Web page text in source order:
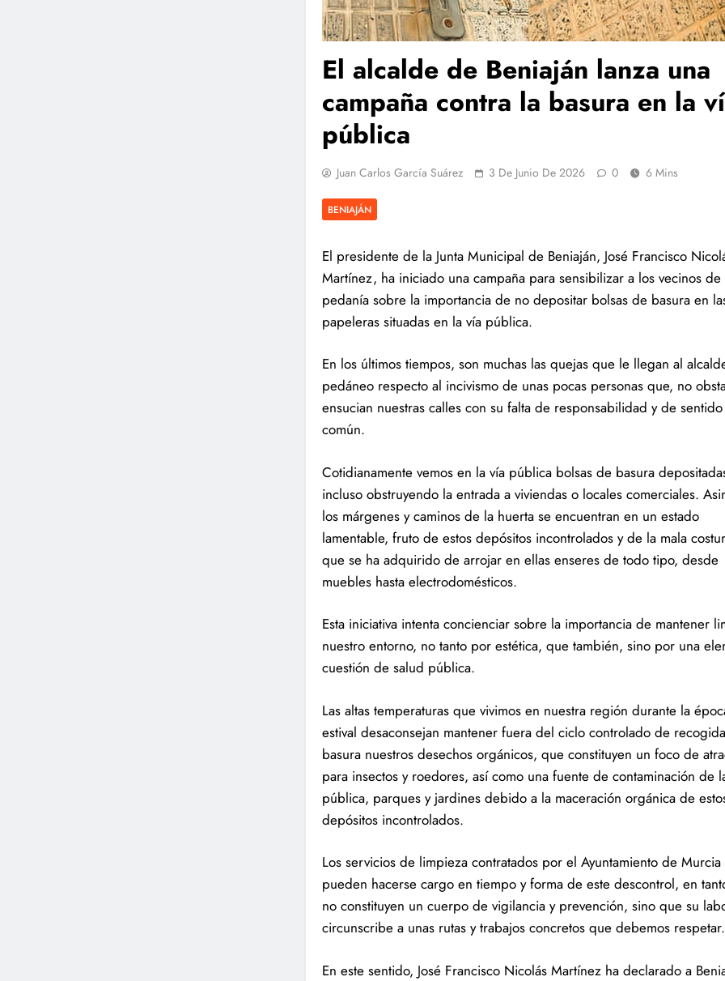
El alcalde de Beniaján lanza una
campaña contra la basura en la
pública
Juan Carlos García Suárez 3 De Junio De 2026 0 6 Mins
BENIAJÁN
El presidente de la Junta Municipal de Beniaján, José Francisco
Martínez, ha iniciado una campaña para sensibilizar a los vecinos de
pedanía sobre la importancia de no depositar bolsas de basura en
papeleras situadas en la vía pública.
En los últimos tiempos, son muchas las quejas que le llegan al
pedáneo respecto al incivismo de unas pocas personas que, no
ensucian nuestras calles con su falta de responsabilidad y de sentido
común.
Cotidianamente vemos en la vía pública bolsas de basura
incluso obstruyendo la entrada a viviendas o locales comerciales.
los márgenes y caminos de la huerta se encuentran en un estado
lamentable, fruto de estos depósitos incontrolados y de la mala
que se ha adquirido de arrojar en ellas enseres de todo tipo, desde
muebles hasta electrodomésticos.
Esta iniciativa intenta concienciar sobre la importancia de mantener
nuestro entorno, no tanto por estética, que también, sino por una
cuestión de salud pública.
Las altas temperaturas que vivimos en nuestra región durante la
estival desaconsejan mantener fuera del ciclo controlado de
basura nuestros desechos orgánicos, que constituyen un foco de
para insectos y roedores, así como una fuente de contaminación de
pública, parques y jardines debido a la maceración orgánica de
depósitos incontrolados.
Los servicios de limpieza contratados por el Ayuntamiento de Murcia
pueden hacerse cargo en tiempo y forma de este descontrol, en
no constituyen un cuerpo de vigilancia y prevención, sino que su
circunscribe a unas rutas y trabajos concretos que debemos respetar.
En este sentido, José Francisco Nicolás Martínez ha declarado a